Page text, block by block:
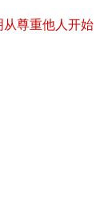
尊重他人开始